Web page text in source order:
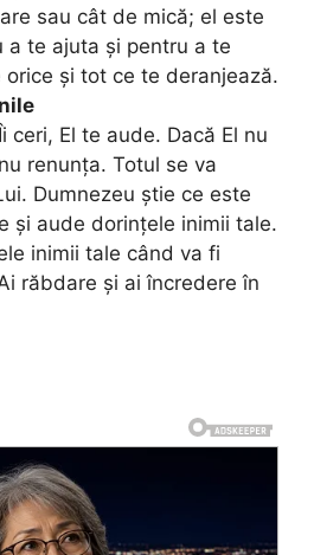
sau cât de mică; el este
a te ajuta și pentru a te
și tot ce te deranjează.
ceri, El te aude. Dacă El nu
renunța. Totul se va
Dumnezeu știe ce este
și aude dorințele inimii tale.
inimii tale când va fi
răbdare și ai încredere în